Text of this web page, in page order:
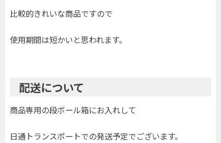
比較的きれいな商品ですので
使用期間は短かいと思われます。
配送について
商品専用の段ボール箱にお入れして
日通トランスポートでの発送予定でございます。